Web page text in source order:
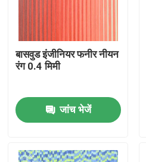
बासवुड इंजीनियर फनीर नीयन
रंग 0.4 मिमी
जांच भेजें